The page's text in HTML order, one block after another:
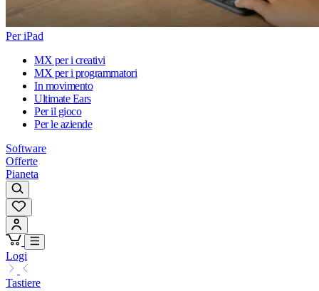
Per iPad
MX per i creativi
MX per i programmatori
In movimento
Ultimate Ears
Per il gioco
Per le aziende
Software
Offerte
Pianeta
Logi
Tastiere